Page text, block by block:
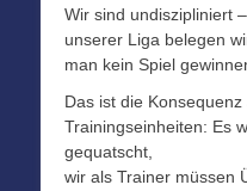
Wir sind undiszipliniert
unserer Liga belegen
man kein Spiel
Das ist die
Trainingseinheiten: Es
gequatscht,
wir als Trainer müssen